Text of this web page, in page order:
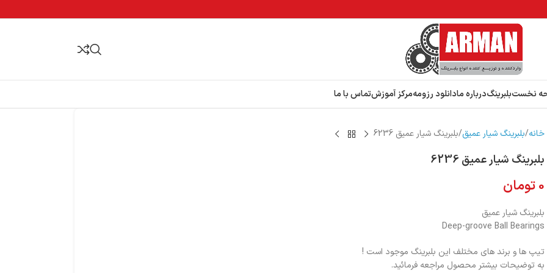
نخستبلبرینگدرباره مادانلود رزومهمرکز آموزشتماس با ما
خانه بلبرینگ شیار عمیق بلبرینگ شیار عمیق 6236
بلبرینگ شیار عمیق 6236
0تومان
بلبرینگ شیار عمیق
Deep-groove Ball Bearings
تیپ ها و برند های مختلف این بلبرینگ موجود است !
به توضیحات بیشتر محصول مراجعه فرمائید.